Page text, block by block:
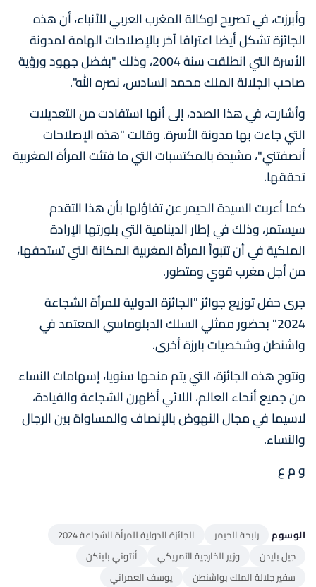
وأبرزت، في تصريح لوكالة المغرب العربي للأنباء، أن هذه
الجائزة تشكل أيضا اعترافا آخر بالإصلاحات الهامة لمدونة
الأسرة التي انطلقت سنة 2004، وذلك "بفضل جهود ورؤية
صاحب الجلالة الملك محمد السادس، نصره الله".
وأشارت، في هذا الصدد، إلى أنها استفادت من التعديلات
التي جاءت بها مدونة الأسرة. وقالت "هذه الإصلاحات
أنصفتني"، مشيدة بالمكتسبات التي ما فتئت المرأة المغربية
تحققها.
كما أعربت السيدة الحيمر عن تفاؤلها بأن هذا التقدم
سيستمر، وذلك في إطار الدينامية التي بلورتها الإرادة
الملكية في أن تتبوأ المرأة المغربية المكانة التي تستحقها،
من أجل مغرب قوي ومتطور.
جرى حفل توزيع جوائز "الجائزة الدولية للمرأة الشجاعة
2024" بحضور ممثلي السلك الدبلوماسي المعتمد في
واشنطن وشخصيات بارزة أخرى.
وتتوج هذه الجائزة، التي يتم منحها سنويا، إسهامات النساء
من جميع أنحاء العالم، اللائي أظهرن الشجاعة والقيادة،
لاسيما في مجال النهوض بالإنصاف والمساواة بين الرجال
والنساء.
و م ع
الوسوم رابحة الحيمر
الجائزة الدولية للمرأة الشجاعة 2024
جيل بايدن
وزير الخارجية الأمريكي
أنتوني بلينكن
سفير جلالة الملك بواشنطن
يوسف العمراني